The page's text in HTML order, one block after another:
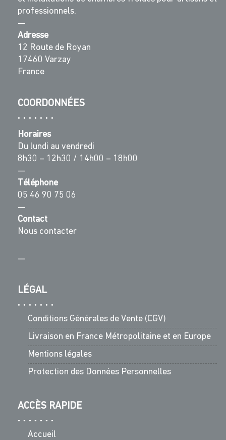
professionnels.
—
Adresse
12 Route de Royan
17460 Varzay
France
COORDONNÉES
Horaires
Du lundi au vendredi
8h30 – 12h30 / 14h00 – 18h00
—
Téléphone
05 46 90 75 06
—
Contact
Nous contacter
—
LÉGAL
Conditions Générales de Vente (CGV)
Livraison en France Métropolitaine et en Europe
Mentions légales
Protection des Données Personnelles
ACCÈS RAPIDE
Accueil